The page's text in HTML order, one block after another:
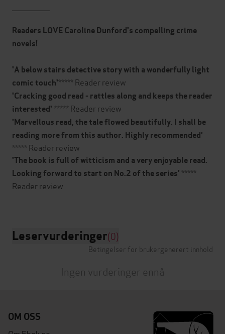
Readers LOVE Caroline Dunford's compelling crime
novels!
'A below stairs detective story with a wonderfully light
comic touch'***** Reader review
'Cracking good read - rattles along and keeps the reader
interested' ***** Reader review
'Marvellous read, the tale flowed beautifully. I shall be
reading more from this author. Highly recommended'
***** Reader review
'The book is full of witticism and a very enjoyable read.
Looking forward to start on No.2 of the series' *****
Reader review
Leservurderinger(0)
Betingelser for brukergenerert innhold
Ingen vurderinger ennå
OM OSS